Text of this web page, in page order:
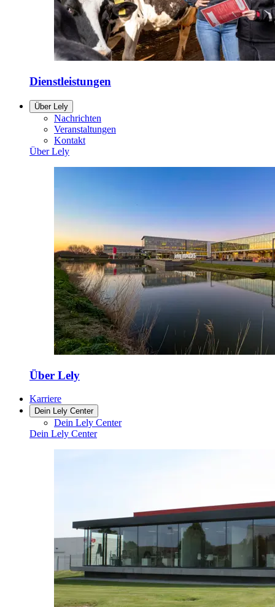
Dienstleistungen
Über Lely
Nachrichten
Veranstaltungen
Kontakt
Über Lely
Über Lely
Karriere
Dein Lely Center
Dein Lely Center
Dein Lely Center